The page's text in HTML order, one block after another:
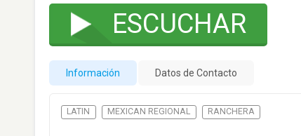
ESCUCHAR
Información Datos de Contacto
LATIN MEXICAN REGIONAL RANCHERA